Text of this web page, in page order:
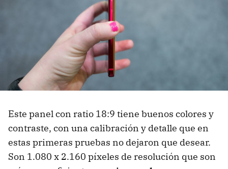
Este panel con ratio 18:9 tiene buenos colores y
contraste, con una calibración y detalle que en
estas primeras pruebas no dejaron que desear.
Son 1.080 x 2.160 píxeles de resolución que son